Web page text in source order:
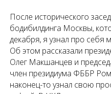
После исторического
бодибилдинга Москвы,
декабря, я узнал про себя
Об этом рассказали
Олег Макшанцев и
член президиума ФББР
наконец-то узнал свою